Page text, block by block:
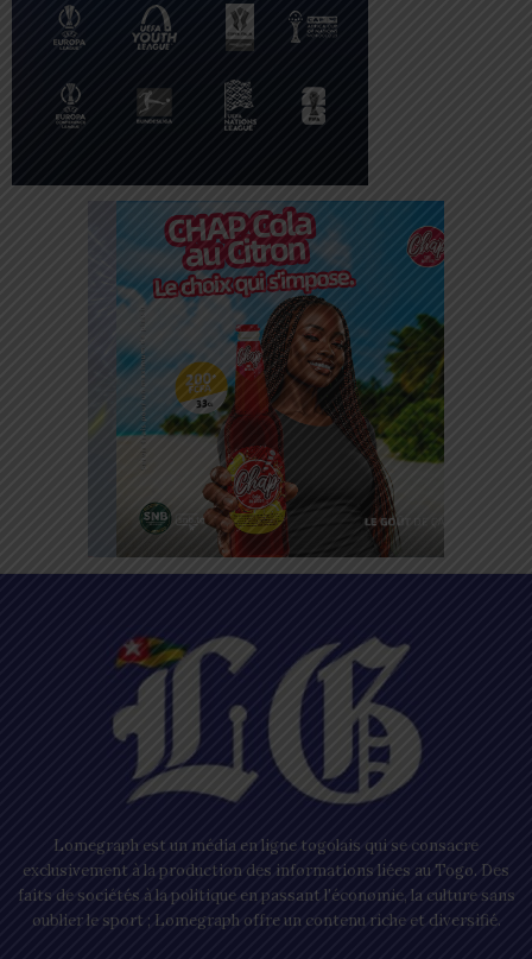
Lomegraph est un média en ligne togolais qui se consacre
exclusivement à la production des informations liées au Togo. Des
faits de sociétés à la politique en passant l’économie, la culture sans
oublier le sport ; Lomegraph offre un contenu riche et diversifié.